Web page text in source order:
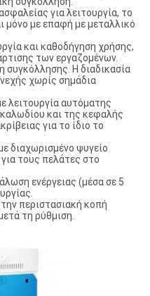
για λειτουργία, το
μόνο με επαφή με μεταλλικό
και καθοδήγηση χρήσης,
των εργαζομένων.
συγκόλλησης. Η διαδικασία
χωρίς σημάδια
λειτουργία αυτόματης
και της κεφαλής
για το ίδιο το
διαχωρισμένο ψυγείο
τους πελάτες στο
ενέργειας (μέσα σε 5
περιστασιακή κοπή
τη ρύθμιση.